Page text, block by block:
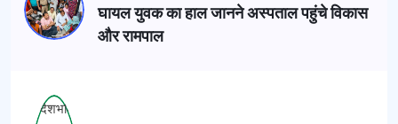
घायल युवक का हाल जानने अस्पताल पहुंचे विकास
और रामपाल